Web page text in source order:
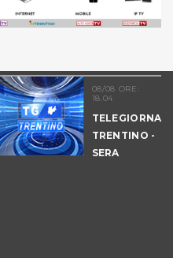
08/08 ORE:
18.04
TRENTINO -
SERA